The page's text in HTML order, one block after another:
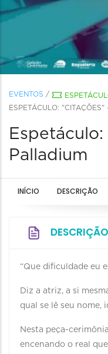
EVENTOS /
ESPETÁCULO: "CITAÇÕES"
Palladium
INÍCIO DESCRIÇÃO
DESCRIÇÃO
“Que dificuldade eu
Diz a atriz, a si
qual se lê seu nome,
Nesta peça-
encenando o real